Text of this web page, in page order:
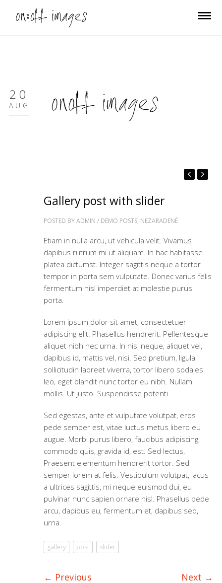
20
AUG
Gallery post with slider
POSTED BYADMIN / DEMO POSTS, NEZARADENÉ
Etiam in nulla arcu, ut vehicula velit. Vivamus
dapibus rutrum mi ut aliquam. In hac habitasse
platea dictumst. Integer sagittis neque a tortor
tempor in porta sem vulputate. Donec varius felis
fermentum nisl imperdiet at molestie purus
porta.
Lorem ipsum dolor sit amet, consectetuer
adipiscing elit. Phasellus hendrerit. Pellentesque
aliquet nibh nec urna. In nisi neque, aliquet vel,
dapibus id, mattis vel, nisi. Sed pretium, ligula
sollicitudin laoreet viverra, tortor libero sodales
leo, eget blandit nunc tortor eu nibh. Nullam
mollis. Ut justo. Suspendisse potenti.
Sed egestas, ante et vulputate volutpat, eros
pede semper est, vitae luctus metus libero eu
augue. Morbi purus libero, faucibus adipiscing,
commodo quis, gravida id, est. Sed lectus.
Praesent elementum hendrerit tortor. Sed
semper lorem at felis. Vestibulum volutpat, lacus
a ultrices sagittis, mi neque euismod dui, eu
pulvinar nunc sapien ornare nisl. Phasellus pede
arcu, dapibus eu, fermentum et, dapibus sed,
urna.
gallery post slider
← Previous Next →